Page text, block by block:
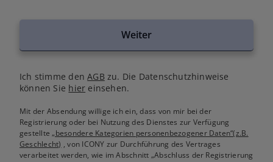
Weiter
Ich stimme denAGB zu. Die Datenschutzhinweise
können Sie hier einsehen.
Mit der Absendung willige ich ein, dass von mir bei der
Registrierung oder bei Nutzung des Dienstes zur Verfügung
gestellte„besondere Kategorien personenbezogener Daten“(z.B.
Geschlecht) , von ICONY zur Durchführung des Vertrages
verarbeitet werden, wie im Abschnitt „Abschluss der Registrierung